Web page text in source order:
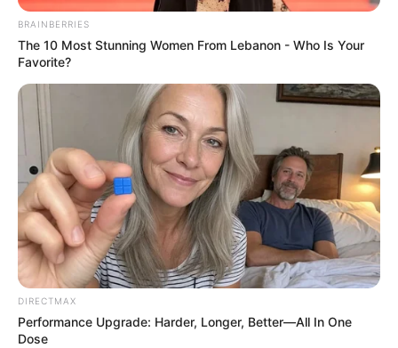
มีดวงชะตา และ วาสนาดี
ดูดวง |
2 ก.ค. 2019
แบ่งปัน
เสน่ห์ของหญิงสาว “หน้าอก” ถือเป็นจุดที่ดึงดูดเพศตรง
ข้ามได้อย่างดี แต่ในหลักของโหงวเฮ้ง ลักษณะของ
ทรวงอกหญิงสาวก่อนที่จะมีการปรับแต่งหรือศัลยกรรม
จะสามารถบ่งบอกถึงดวงชะตาวาสนาของหญิงผู้นั้นได้อีก
ด้วย
BRAINBERRIES
The 10 Most Stunning Women From Lebanon - Who Is Your
Favorite?
DIRECTMAX
Performance Upgrade: Harder, Longer, Better—All In One
Dose